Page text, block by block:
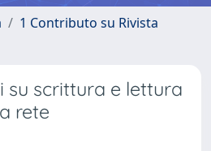
1 Contributo su Rivista
su scrittura e lettura
rete